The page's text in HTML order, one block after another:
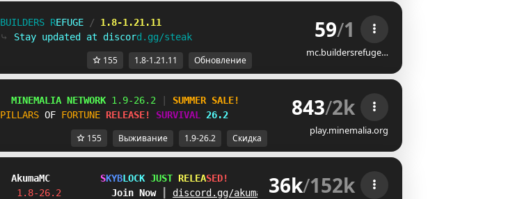
BUIL DERS REFUGE /
1.8-1.21.11
⤷
Stay updated at di scord . gg/steak 59/1
mc.buildersrefuge…
155 1.8-1.21.11 Обновление
MINEMALIA NETWORK 1.9-26.2
SUMMER SALE!
PILLARS OF FORTUNE RELEASE! SURVIVAL 26.2 843/2k
play.minemalia.org
155 Выживание 1.9-26.2 Скидка
AkumaMC SKYBL OCK JUST REL EASED!
1.8-26.2 Join Now discord.gg/akumamc36k/152k